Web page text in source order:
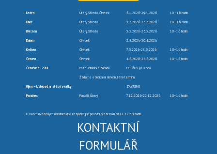
Leden Úterý, Středa, Čtvrtek 6.1.2026-29.1.2026 10 –16 hodin
Únor Úterý, Středa 3.2.2026-25.2.2026 10 –16 hodin
Březen Úterý, Středa 3.3.2026-25.3.2026 10–16 hodin
Duben Čtvrtek 2.4.2026-30.4.2026
Květen Čtvrtek 7.5.2026-28.5.2026 10–16 hodin
Červen Čtvrtek 4.6.2026-25.6.2026 10–16 hodin
Červenec -Září Po telefonické dohodě tel. 603 910 557
Žádáme o dodržení dohodnutého termínu.
Říjen – Listopad a státní svátky ZAVŘENO
Prosinec Pondělí, Úterý 7.12.2026-22.12.2026 10–16 hodin
U všech uvedených úředních dnů respektujte polední přestávku od 12-12:30 hodin.
KONTAKTNÍ
FORMULÁŘ